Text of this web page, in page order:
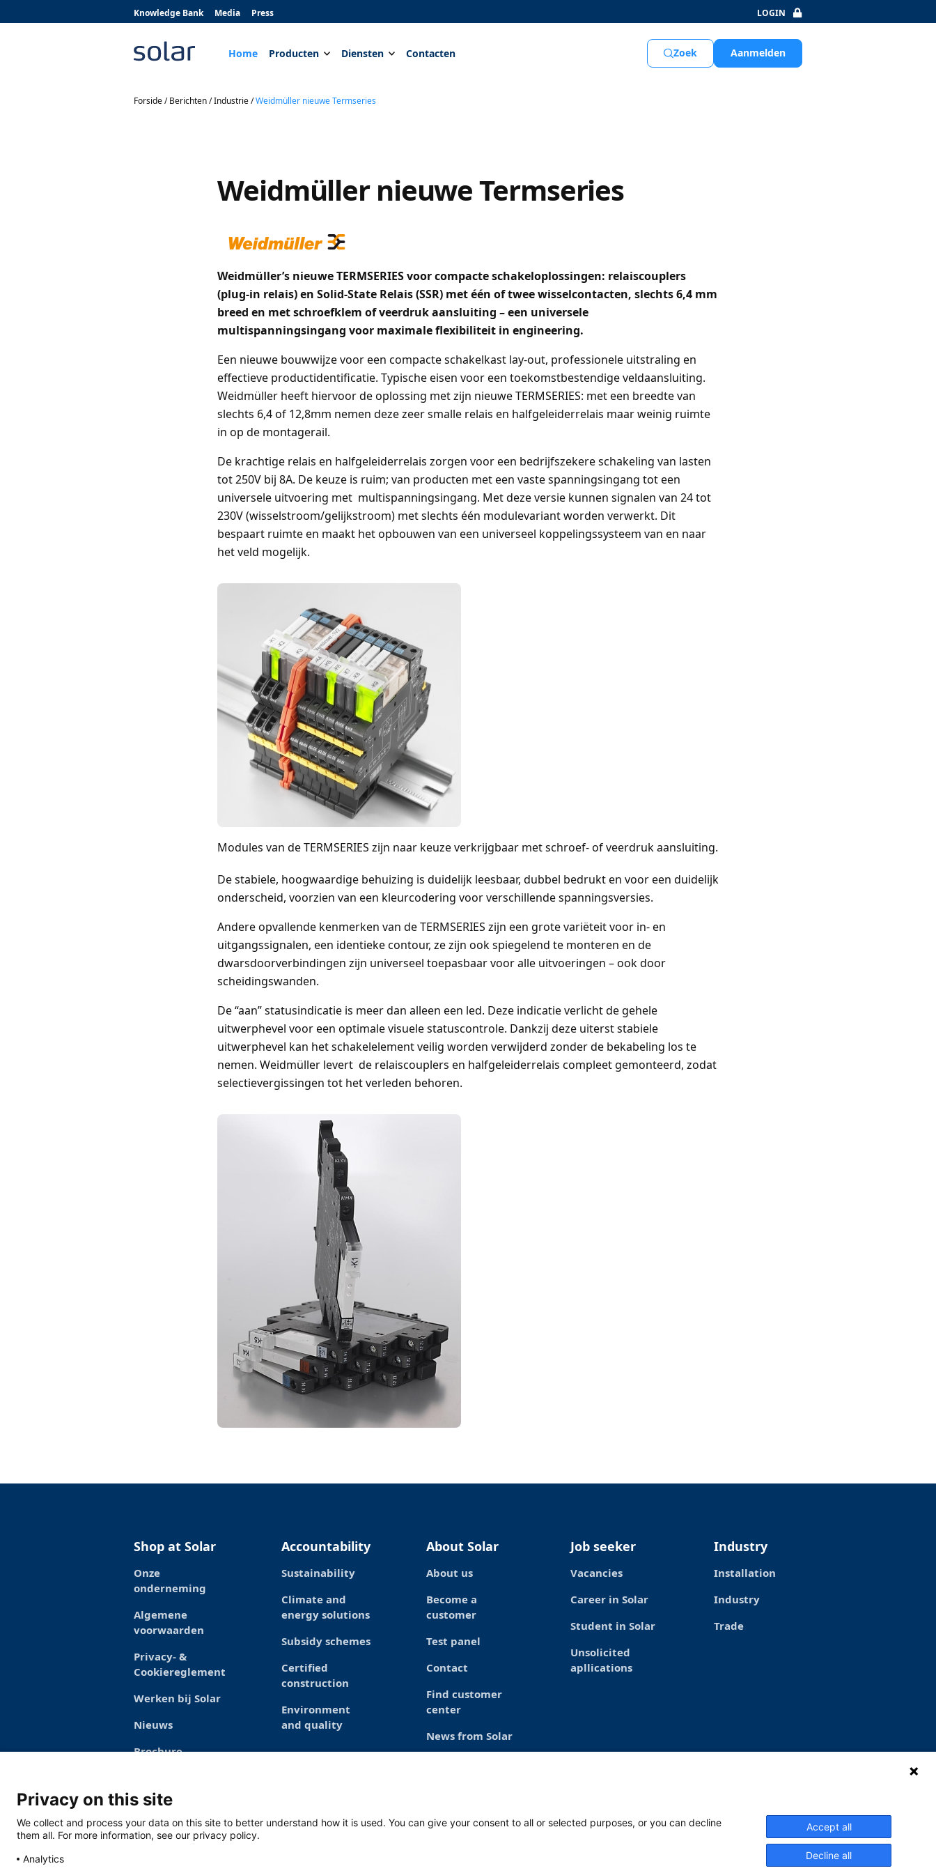
Knowledge Bank Media Press LOGIN
Home Producten Diensten Contacten Zoek Aanmelden
Forside/Berichten/Industrie/Weidmüller nieuwe Termseries
Weidmüller nieuwe Termseries
Weidmüller’s nieuwe TERMSERIES voor compacte schakeloplossingen: relaiscouplers
(plug-in relais) en Solid-State Relais (SSR) met één of twee wisselcontacten, slechts 6,4 mm
breed en met schroefklem of veerdruk aansluiting – een universele
multispanningsingang voor maximale flexibiliteit in engineering.
Een nieuwe bouwwijze voor een compacte schakelkast lay-out, professionele uitstraling en
effectieve productidentificatie. Typische eisen voor een toekomstbestendige veldaansluiting.
Weidmüller heeft hiervoor de oplossing met zijn nieuwe TERMSERIES: met een breedte van
slechts 6,4 of 12,8mm nemen deze zeer smalle relais en halfgeleiderrelais maar weinig ruimte
in op de montagerail.
De krachtige relais en halfgeleiderrelais zorgen voor een bedrijfszekere schakeling van lasten
tot 250V bij 8A. De keuze is ruim; van producten met een vaste spanningsingang tot een
universele uitvoering met multispanningsingang. Met deze versie kunnen signalen van 24 tot
230V (wisselstroom/gelijkstroom) met slechts één modulevariant worden verwerkt. Dit
bespaart ruimte en maakt het opbouwen van een universeel koppelingssysteem van en naar
het veld mogelijk.
Modules van de TERMSERIES zijn naar keuze verkrijgbaar met schroef- of veerdruk aansluiting.
De stabiele, hoogwaardige behuizing is duidelijk leesbaar, dubbel bedrukt en voor een duidelijk
onderscheid, voorzien van een kleurcodering voor verschillende spanningsversies.
Andere opvallende kenmerken van de TERMSERIES zijn een grote variëteit voor in- en
uitgangssignalen, een identieke contour, ze zijn ook spiegelend te monteren en de
dwarsdoorverbindingen zijn universeel toepasbaar voor alle uitvoeringen – ook door
scheidingswanden.
De “aan” statusindicatie is meer dan alleen een led. Deze indicatie verlicht de gehele
uitwerphevel voor een optimale visuele statuscontrole. Dankzij deze uiterst stabiele
uitwerphevel kan het schakelelement veilig worden verwijderd zonder de bekabeling los te
nemen. Weidmüller levert de relaiscouplers en halfgeleiderrelais compleet gemonteerd, zodat
selectievergissingen tot het verleden behoren.
Shop at Solar
Onze
onderneming
Algemene
voorwaarden
Privacy- &
Cookiereglement
Werken bij Solar
Nieuws
Brochure
Accountability
Sustainability
Climate and
energy solutions
Subsidy schemes
Certified
construction
Environment
and quality
About Solar
About us
Become a
customer
Test panel
Contact
Find customer
center
News from Solar
Job seeker
Vacancies
Career in Solar
Student in Solar
Unsolicited
apllications
Industry
Installation
Industry
Trade
Privacy on this site
We collect and process your data on this site to better understand how it is used. You can give your consent to all or selected purposes, or you can decline
them all. For more information, see our privacy policy.
Analytics
Accept all
Decline all